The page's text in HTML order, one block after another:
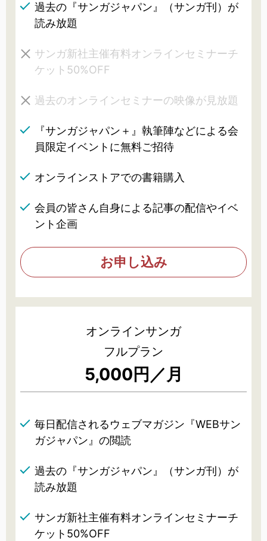
過去の『サンガジャパン』（サンガ刊）が
読み放題
サンガ新社主催有料オンラインセミナーチ
ケット50%OFF
過去のオンラインセミナーの映像が見放題
『サンガジャパン＋』執筆陣などによる会
員限定イベントに無料ご招待
オンラインストアでの書籍購入
会員の皆さん自身による記事の配信やイベ
ント企画
お申し込み
オンラインサンガ
フルプラン
5,000円／月
毎日配信されるウェブマガジン『WEBサン
ガジャパン』の閲読
過去の『サンガジャパン』（サンガ刊）が
読み放題
サンガ新社主催有料オンラインセミナーチ
ケット50%OFF